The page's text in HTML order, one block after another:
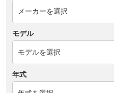
モデル
年式